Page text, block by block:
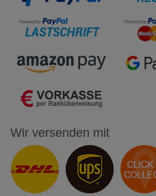
Wir versenden mit